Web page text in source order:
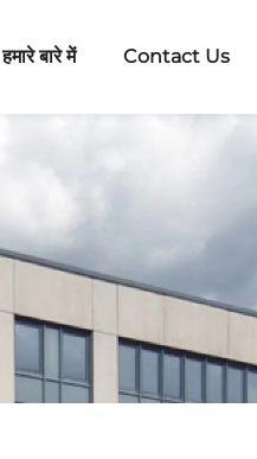
हमारे बारे में Contact Us